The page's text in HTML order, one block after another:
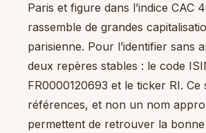
Paris et figure dans l’indice CAC
rassemble de grandes
parisienne. Pour l’identifier sans
deux repères stables : le code
FR0000120693 et le ticker RI. Ce
références, et non un nom
permettent de retrouver la